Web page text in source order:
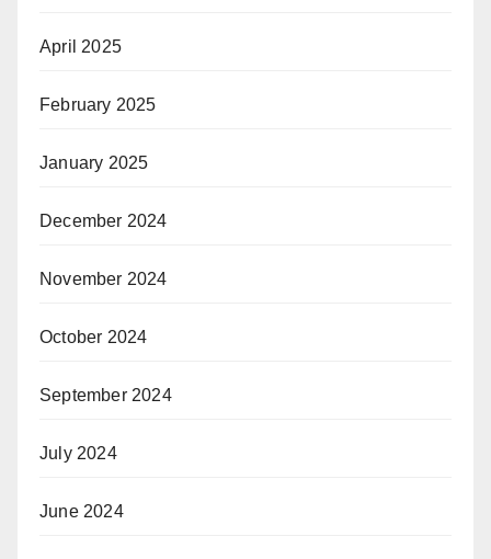
April 2025
February 2025
January 2025
December 2024
November 2024
October 2024
September 2024
July 2024
June 2024